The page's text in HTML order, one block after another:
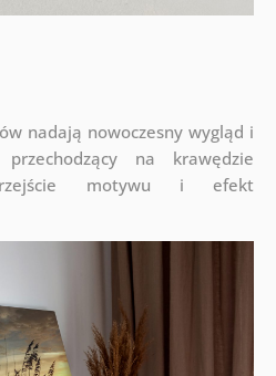
nadają nowoczesny wygląd i
na krawędzie
motywu i efekt